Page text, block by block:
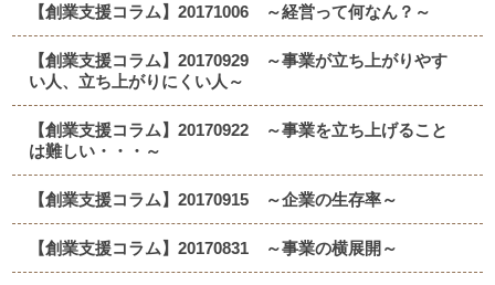
【創業支援コラム】20171006 ～経営って何なん？～
【創業支援コラム】20170929 ～事業が立ち上がりやす
い人、立ち上がりにくい人～
【創業支援コラム】20170922 ～事業を立ち上げること
は難しい・・・～
【創業支援コラム】20170915 ～企業の生存率～
【創業支援コラム】20170831 ～事業の横展開～